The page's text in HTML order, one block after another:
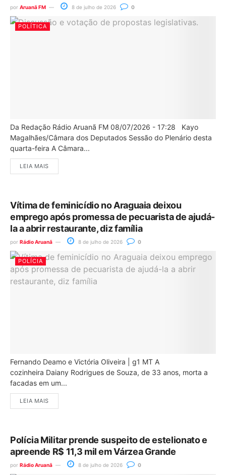
por Aruanã FM 8 de julho de 2026 0
POLÍTICA
Da Redação Rádio Aruanã FM 08/07/2026 - 17:28 Kayo
Magalhães/Câmara dos Deputados Sessão do Plenário desta
quarta-feira A Câmara...
LEIA MAIS
Vítima de feminicídio no Araguaia deixou
emprego após promessa de pecuarista de ajudá-
la a abrir restaurante, diz família
por Rádio Aruanã 8 de julho de 2026 0
POLÍCIA
Fernando Deamo e Victória Oliveira | g1 MT A
cozinheira Daiany Rodrigues de Souza, de 33 anos, morta a
facadas em um...
LEIA MAIS
Polícia Militar prende suspeito de estelionato e
apreende R$ 11,3 mil em Várzea Grande
por Rádio Aruanã 8 de julho de 2026 0